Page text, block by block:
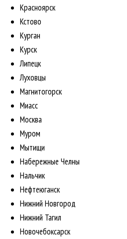
Красноярск
Кстово
Курган
Курск
Липецк
Луховцы
Магнитогорск
Миасс
Москва
Муром
Мытищи
Набережные Челны
Нальчик
Нефтеюганск
Нижний Новгород
Нижний Тагил
Новочебоксарск